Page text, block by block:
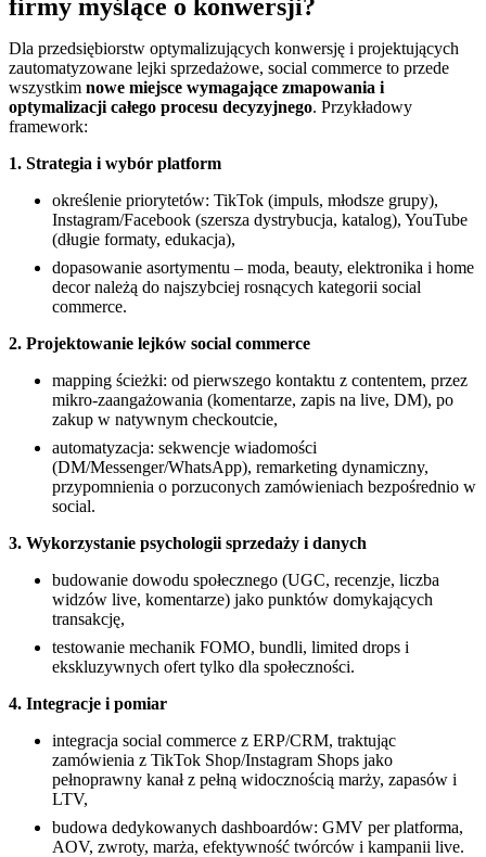
firmy myślące o konwersji?
Dla przedsiębiorstw optymalizujących konwersję i projektujących
zautomatyzowane lejki sprzedażowe, social commerce to przede
wszystkim nowe miejsce wymagające zmapowania i
optymalizacji całego procesu decyzyjnego. Przykładowy
framework:
1. Strategia i wybór platform
określenie priorytetów: TikTok (impuls, młodsze grupy),
Instagram/Facebook (szersza dystrybucja, katalog), YouTube
(długie formaty, edukacja),
dopasowanie asortymentu – moda, beauty, elektronika i home
decor należą do najszybciej rosnących kategorii social
commerce.
2. Projektowanie lejków social commerce
mapping ścieżki: od pierwszego kontaktu z contentem, przez
mikro-zaangażowania (komentarze, zapis na live, DM), po
zakup w natywnym checkoutcie,
automatyzacja: sekwencje wiadomości
(DM/Messenger/WhatsApp), remarketing dynamiczny,
przypomnienia o porzuconych zamówieniach bezpośrednio w
social.
3. Wykorzystanie psychologii sprzedaży i danych
budowanie dowodu społecznego (UGC, recenzje, liczba
widzów live, komentarze) jako punktów domykających
transakcję,
testowanie mechanik FOMO, bundli, limited drops i
ekskluzywnych ofert tylko dla społeczności.
4. Integracje i pomiar
integracja social commerce z ERP/CRM, traktując
zamówienia z TikTok Shop/Instagram Shops jako
pełnoprawny kanał z pełną widocznością marży, zapasów i
LTV,
budowa dedykowanych dashboardów: GMV per platforma,
AOV, zwroty, marża, efektywność twórców i kampanii live.